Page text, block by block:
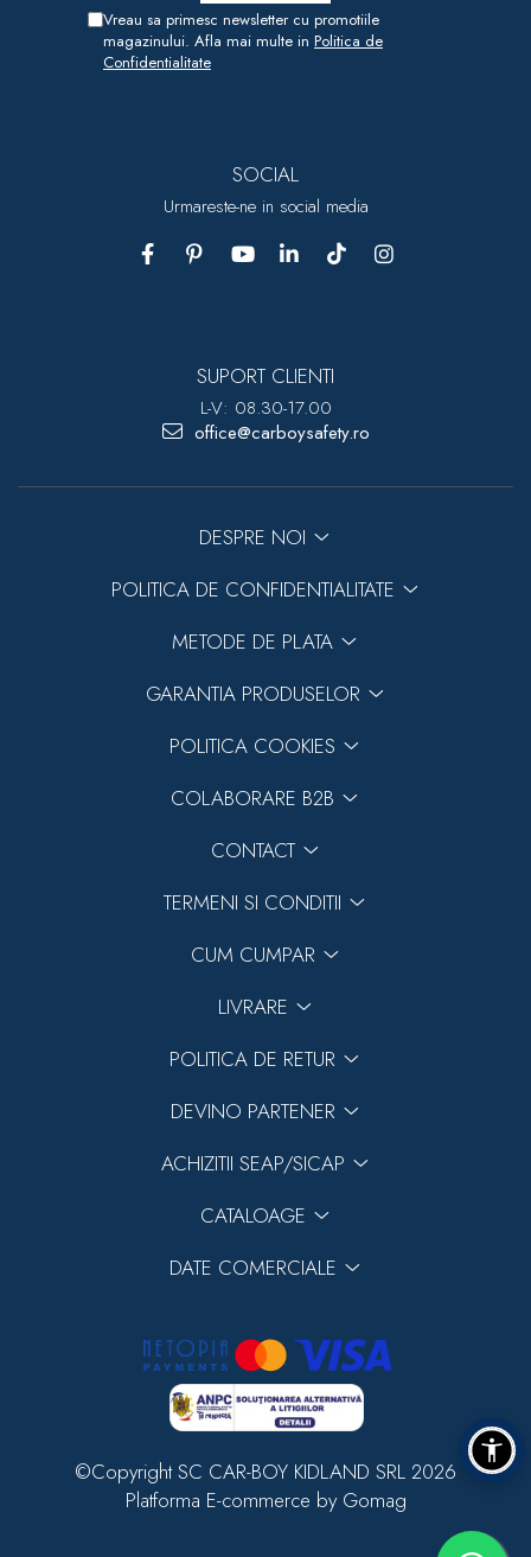
Vreau sa primesc newsletter cu promotiile
magazinului. Afla mai multe in Politica de
Confidentialitate
SOCIAL
Urmareste-ne in social media
SUPORT CLIENTI
L-V: 08.30-17.00
office@carboysafety.ro
DESPRE NOI
POLITICA DE CONFIDENTIALITATE
METODE DE PLATA
GARANTIA PRODUSELOR
POLITICA COOKIES
COLABORARE B2B
CONTACT
TERMENI SI CONDITII
CUM CUMPAR
LIVRARE
POLITICA DE RETUR
DEVINO PARTENER
ACHIZITII SEAP/SICAP
CATALOAGE
DATE COMERCIALE
©Copyright SC CAR-BOY KIDLAND SRL 2026
Platforma E-commerce by Gomag